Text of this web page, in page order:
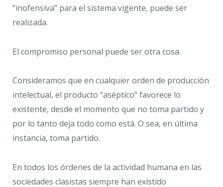
“inofensiva” para el sistema vigente, puede ser
realizada.
El compromiso personal puede ser otra cosa.
Consideramos que en cualquier orden de producción
intelectual, el producto “aséptico” favorece lo
existente, desde el momento que no toma partido y
por lo tanto deja todo como está. O sea, en última
instancia, toma partido.
En todos los órdenes de la actividad humana en las
sociedades clasistas siempre han existido